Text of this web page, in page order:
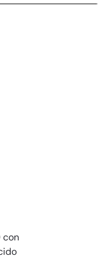
con